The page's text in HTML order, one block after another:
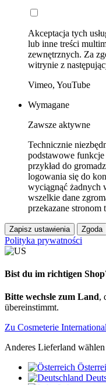
Akceptacja tych
lub inne treści
zewnętrznych. Za
witrynie z
Vimeo, YouTube
Wymagane
Zawsze aktywne
Technicznie
podstawowe funkcje
przykład do
logowania się do
wyciągnąć żadnych
wszelkie dane
przekazane stronom
Zapisz ustawienia Zgoda
Polityka prywatności
Bist du im richtigen
Bitte wechsle zum Land,
übereinstimmt.
Zu Cosmeterie
Anderes Lieferland wählen